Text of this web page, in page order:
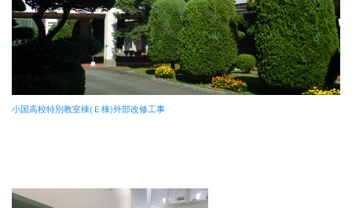
小国高校特別教室棟(Ｅ棟)外部改修工事